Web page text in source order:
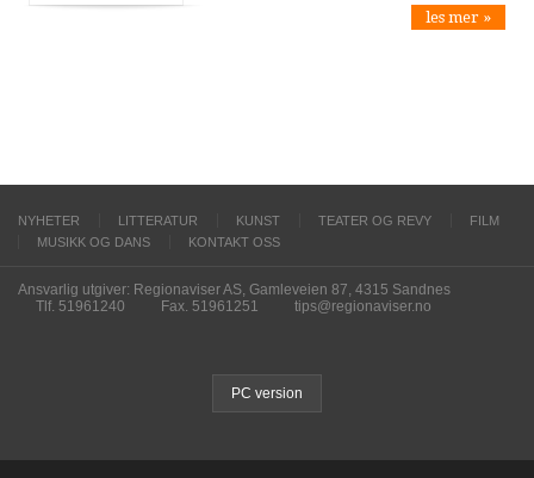
les mer »
NYHETER LITTERATUR KUNST TEATER OG REVY
FILM
MUSIKK OG DANS
KONTAKT OSS
Ansvarlig utgiver: Regionaviser AS, Gamleveien 87, 4315 Sandnes
Tlf. 51961240
Fax. 51961251 tips@regionaviser.no
PC version